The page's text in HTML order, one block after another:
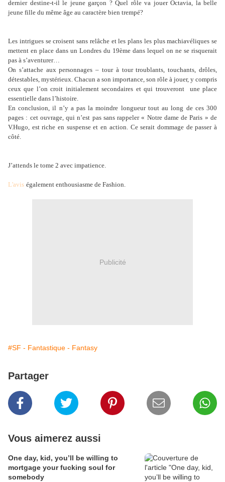
dernier destine-t-il le jeune garçon ? Quel rôle va jouer Octavia, la belle
jeune fille du même âge au caractère bien trempé?
Les intrigues se croisent sans relâche et les plans les plus machiavéliques se
mettent en place dans un Londres du 19ème dans lequel on ne se risquerait
pas à s’aventurer…
On s’attache aux personnages – tour à tour troublants, touchants, drôles,
détestables, mystérieux. Chacun a son importance, son rôle à jouer, y compris
ceux que l’on croit initialement secondaires et qui trouveront une place
essentielle dans l’histoire.
En conclusion, il n’y a pas la moindre longueur tout au long de ces 300
pages : cet ouvrage, qui n’est pas sans rappeler « Notre dame de Paris » de
V.Hugo, est riche en suspense et en action. Ce serait dommage de passer à
côté.
J’attends le tome 2 avec impatience.
L'avis également enthousiasme de Fashion.
Publicité
#SF - Fantastique - Fantasy
Partager
Vous aimerez aussi
One day, kid, you’ll be willing to
mortgage your fucking soul for
somebody